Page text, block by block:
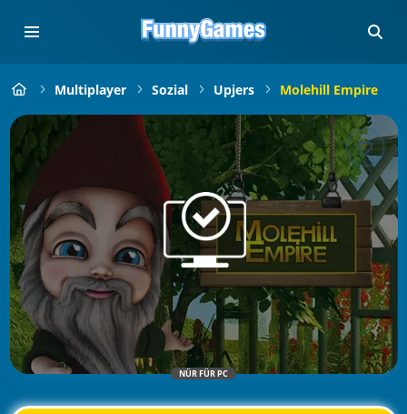
Multiplayer Sozial Upjers Molehill Empire
NÜR FÜR PC